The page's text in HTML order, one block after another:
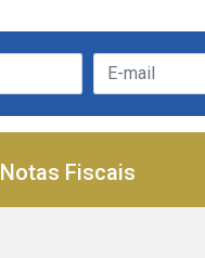
Notas Fiscais